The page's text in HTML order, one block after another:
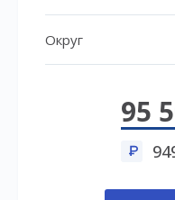
Округ
95